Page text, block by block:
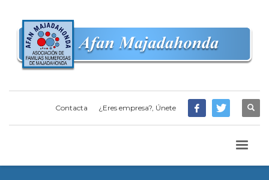
Contacta ¿Eres empresa?, Únete